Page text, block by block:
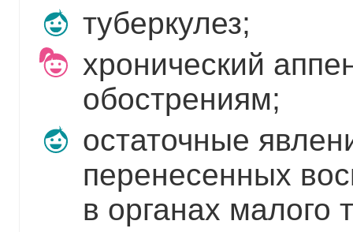
туберкулез;
хронический
обострениям;
остаточные
перенесенных
в органах малого